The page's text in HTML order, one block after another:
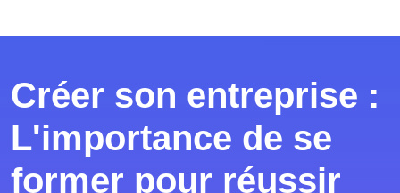
Créer son entreprise :
L'importance de se
former pour réussir